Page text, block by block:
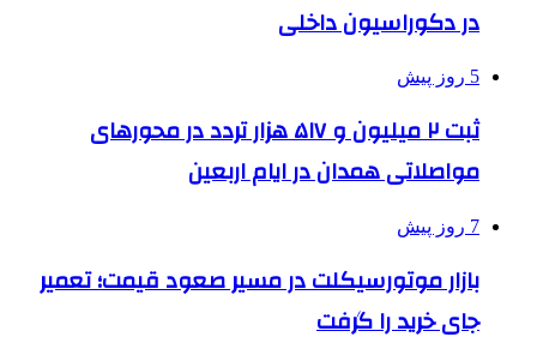
در دکوراسیون داخلی
5 روز پیش
ثبت ۲ میلیون و ۵۱۷ هزار تردد در محورهای
مواصلاتی همدان در ایام اربعین
7 روز پیش
بازار موتورسیکلت در مسیر صعود قیمت؛ تعمیر
جای خرید را گرفت